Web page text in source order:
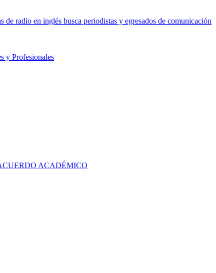
radio en inglés busca periodistas y egresados de comunicación
y Profesionales
ACADÉMICO